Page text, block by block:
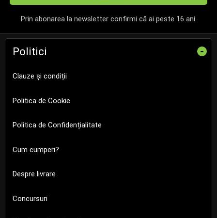
Prin abonarea la newsletter confirmi că ai peste 16 ani.
Politici -
Clauze și condiții
Politica de Cookie
Politica de Confidențialitate
Cum cumperi?
Despre livrare
Concursuri